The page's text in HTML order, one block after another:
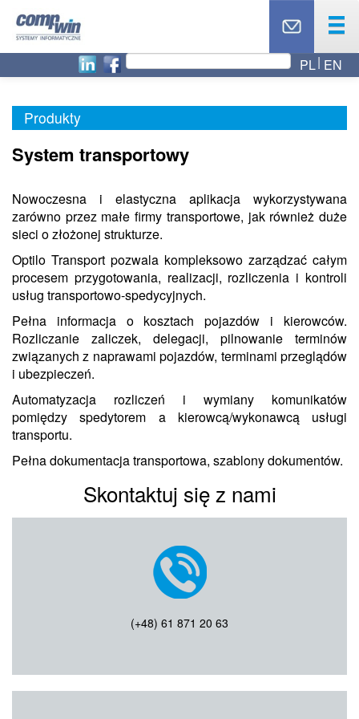
USŁUGI
CASE STUDY
AKTUALNOŚCI
RODO
BLOG
KONTAKT
WSPARCIE TECH
PL EN
Produkty
System transportowy
Nowoczesna i elastyczna aplikacja wykorzystywana
zarówno przez małe firmy transportowe, jak również duże
sieci o złożonej strukturze.
Optilo Transport pozwala kompleksowo zarządzać całym
procesem przygotowania, realizacji, rozliczenia i kontroli
usług transportowo-spedycyjnych.
Pełna informacja o kosztach pojazdów i kierowców.
Rozliczanie zaliczek, delegacji, pilnowanie terminów
związanych z naprawami pojazdów, terminami przeglądów
i ubezpieczeń.
Automatyzacja rozliczeń i wymiany komunikatów
pomiędzy spedytorem a kierowcą/wykonawcą usługi
transportu.
Pełna dokumentacja transportowa, szablony dokumentów.
Skontaktuj się z nami
(+48) 61 871 20 63